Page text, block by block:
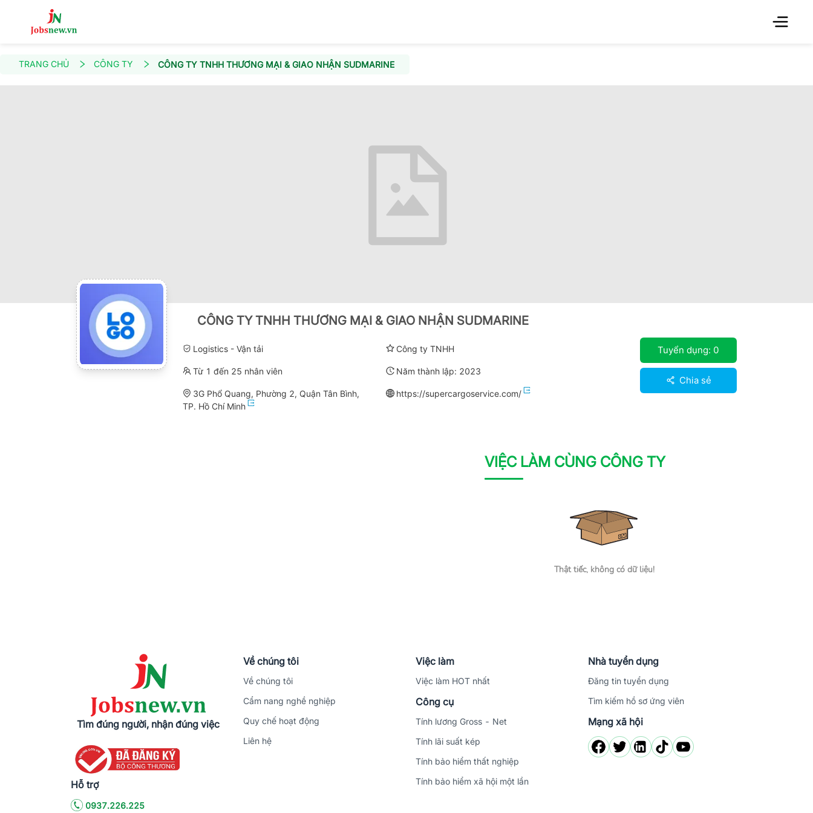
TRANG CHỦ CÔNG TY CÔNG TY TNHH THƯƠNG MẠI & GIAO NHẬN SUDMARINE
CÔNG TY TNHH THƯƠNG MẠI & GIAO NHẬN SUDMARINE
Logistics - Vận tải Công ty TNHH
Từ 1 đến 25 nhân viên Năm thành lập: 2023
3G Phổ Quang, Phường 2, Quận Tân Bình,
TP. Hồ Chí Minh
https://supercargoservice.com/
Tuyển dụng: 0
Chia sẻ
VIỆC LÀM CÙNG CÔNG TY
Thật tiếc, không có dữ liệu!
Tìm đúng người, nhận đúng việc
Hỗ trợ
0937.226.225
Về chúng tôi
Về chúng tôi
Cẩm nang nghề nghiệp
Quy chế hoạt động
Liên hệ
Việc làm
Việc làm HOT nhất
Công cụ
Tính lương Gross - Net
Tính lãi suất kép
Tính bảo hiểm thất nghiệp
Tính bảo hiểm xã hội một lần
Nhà tuyển dụng
Đăng tin tuyển dụng
Tìm kiếm hồ sơ ứng viên
Mạng xã hội